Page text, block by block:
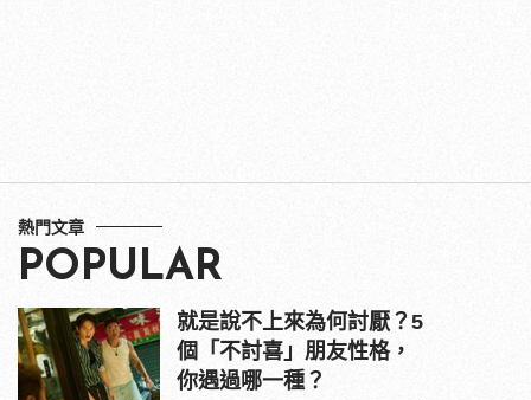
熱門文章
POPULAR
就是說不上來為何討厭？5
個「不討喜」朋友性格，
你遇過哪一種？